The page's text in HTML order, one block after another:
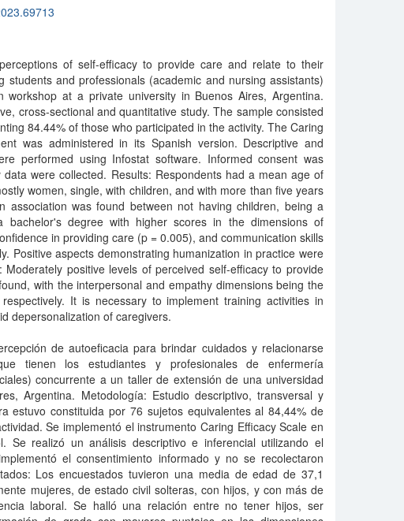
of self-efficacy to provide care and relate to their
students and professionals (academic and nursing assistants)
workshop at a private university in Buenos Aires, Argentina.
cross-sectional and quantitative study. The sample consisted
84.44% of those who participated in the activity. The Caring
was administered in its Spanish version. Descriptive and
performed using Infostat software. Informed consent was
were collected. Results: Respondents had a mean age of
women, single, with children, and with more than five years
association was found between not having children, being a
bachelor's degree with higher scores in the dimensions of
in providing care (p = 0.005), and communication skills
Positive aspects demonstrating humanization in practice were
Moderately positive levels of perceived self-efficacy to provide
with the interpersonal and empathy dimensions being the
It is necessary to implement training activities in
depersonalization of caregivers.
de autoeficacia para brindar cuidados y relacionarse
tienen los estudiantes y profesionales de enfermería
concurrente a un taller de extensión de una universidad
Argentina. Metodología: Estudio descriptivo, transversal y
estuvo constituida por 76 sujetos equivalentes al 84,44% de
Se implementó el instrumento Caring Efficacy Scale en
Se realizó un análisis descriptivo e inferencial utilizando el
el consentimiento informado y no se recolectaron
Los encuestados tuvieron una media de edad de 37,1
mujeres, de estado civil solteras, con hijos, y con más de
laboral. Se halló una relación entre no tener hijos, ser